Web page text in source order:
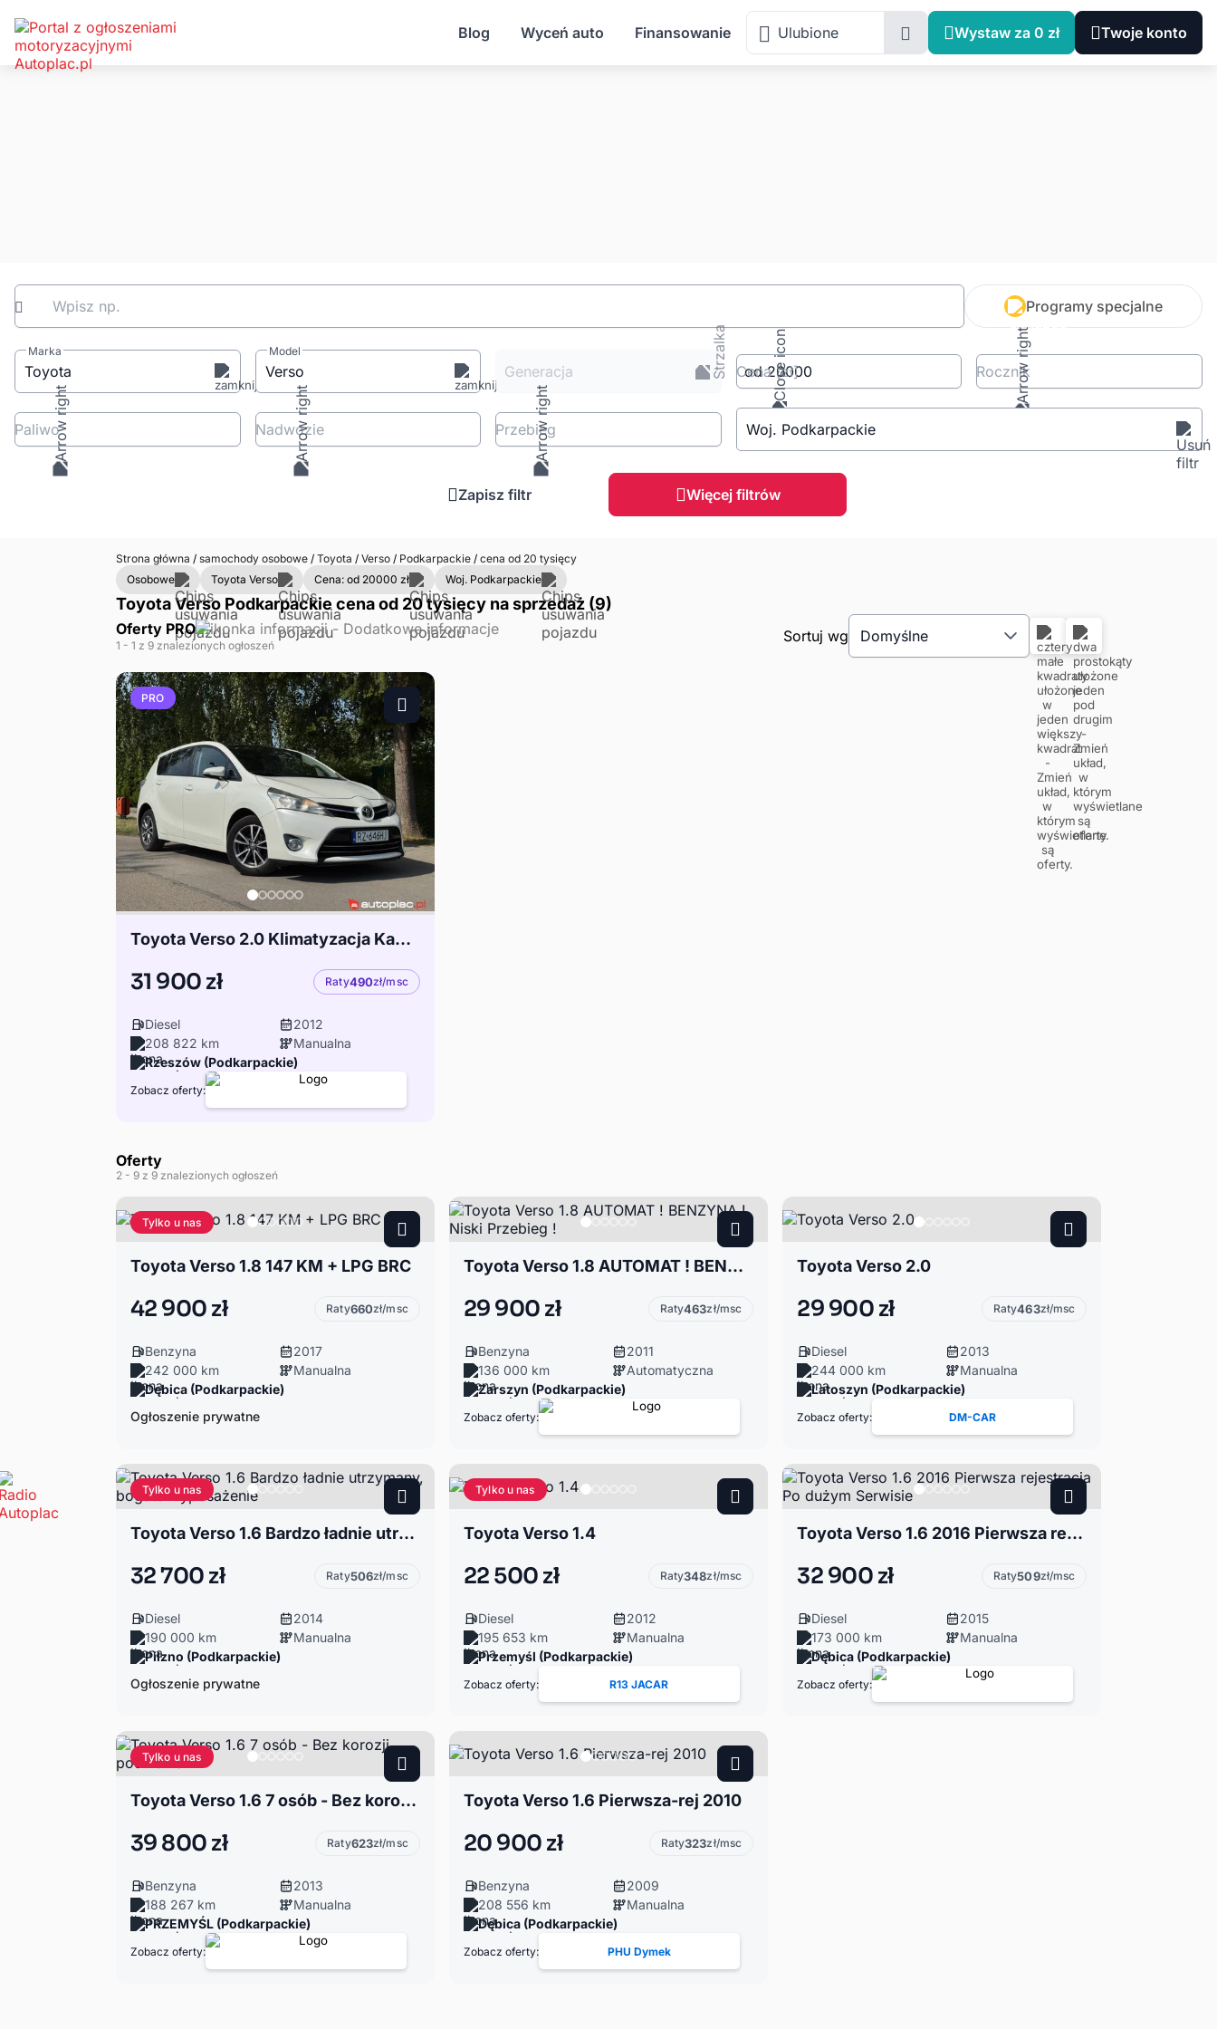
Blog Wyceń auto Finansowanie Ulubione Wystaw za 0 zł Twoje konto
Wpisz np. Programy specjalne
Marka
Toyota
Model
Verso Generacja Cena[zł] Rocznik
Paliwo Nadwozie Przebieg Woj. Podkarpackie
Zapisz filtr Więcej filtrów
Strona główna /samochody osobowe /Toyota /Verso /Podkarpackie /cena od 20 tysięcy
Osobowe
Toyota Verso Cena: od 20000 zł Woj. Podkarpackie
Toyota Verso Podkarpackie cena od 20 tysięcy na sprzedaż (9)
Oferty PRO
1 - 1 z 9 znalezionych ogłoszeń
Sortuj wg Domyślne
PRO
Toyota Verso 2.0 Klimatyzacja Kamera Tempomat
31 900 zł Raty490zł/msc
Diesel
2012
208 822 km
Manualna
Rzeszów (Podkarpackie)
Zobacz oferty:
Oferty
2 - 9 z 9 znalezionych ogłoszeń
Tylko u nas
Toyota Verso 1.8 147 KM + LPG BRC
42 900 zł Raty660zł/msc
Benzyna
2017
242 000 km
Manualna
Dębica (Podkarpackie)
Ogłoszenie prywatne
Toyota Verso 1.8 AUTOMAT ! BENZYNA ! Niski Przebieg !
29 900 zł Raty463zł/msc
Benzyna
2011
136 000 km
Automatyczna
Zarszyn (Podkarpackie)
Zobacz oferty:
Toyota Verso 2.0
29 900 zł Raty463zł/msc
Diesel
2013
244 000 km
Manualna
Latoszyn (Podkarpackie)
Zobacz oferty: DM-CAR
Tylko u nas
Toyota Verso 1.6 Bardzo ładnie utrzymany, bogate wyposażenie
32 700 zł Raty506zł/msc
Diesel
2014
190 000 km
Manualna
Pilzno (Podkarpackie)
Ogłoszenie prywatne
Tylko u nas
Toyota Verso 1.4
22 500 zł Raty348zł/msc
Diesel
2012
195 653 km
Manualna
Przemyśl (Podkarpackie)
Zobacz oferty: R13 JACAR
Toyota Verso 1.6 2016 Pierwsza rejestracja Po dużym Serwisie
32 900 zł Raty509zł/msc
Diesel
2015
173 000 km
Manualna
Dębica (Podkarpackie)
Zobacz oferty:
Tylko u nas
Toyota Verso 1.6 7 osób - Bez korozji podwozia
39 800 zł Raty623zł/msc
Benzyna
2013
188 267 km
Manualna
PRZEMYŚL (Podkarpackie)
Zobacz oferty:
Toyota Verso 1.6 Pierwsza-rej 2010
20 900 zł Raty323zł/msc
Benzyna
2009
208 556 km
Manualna
Dębica (Podkarpackie)
Zobacz oferty: PHU Dymek